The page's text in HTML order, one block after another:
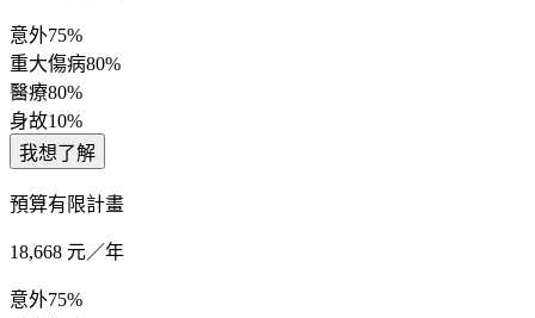
意外75%
重大傷病80%
醫療80%
身故10%
我想了解
預算有限計畫
18,668 元／年
意外75%